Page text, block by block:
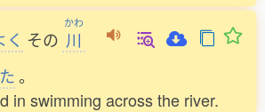
く その
かわ
川
。
in swimming across the river.